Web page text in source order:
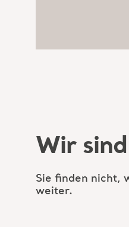
Wir
Sie finden nicht,
weiter.